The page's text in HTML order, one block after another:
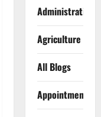
Administration
Agriculture
All Blogs
Appointments